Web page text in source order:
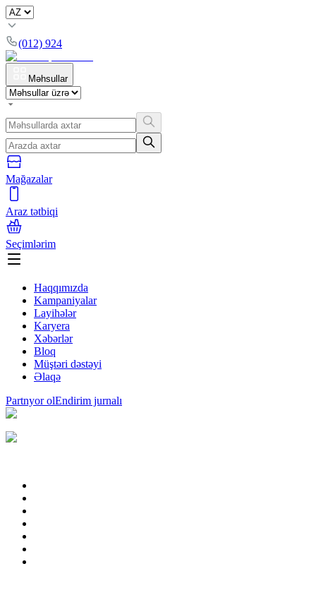
(012) 924
Məhsullar
Mağazalar
Araz tətbiqi
Seçimlərim
Haqqımızda
Kampaniyalar
Layihələr
Karyera
Xəbərlər
Bloq
Müştəri dəstəyi
Əlaqə
Partnyor olEndirim jurnalı